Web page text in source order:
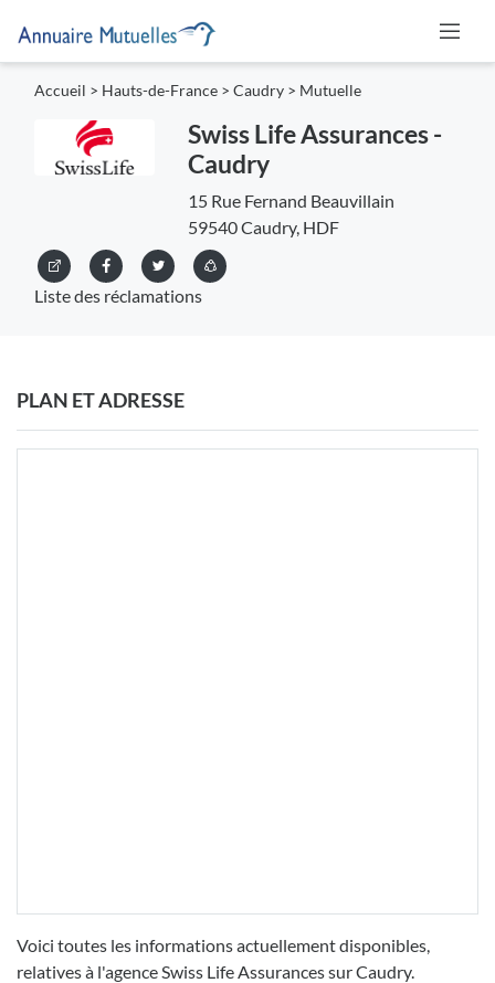
Accueil > Hauts-de-France > Caudry > Mutuelle
Swiss Life Assurances -
Caudry
15 Rue Fernand Beauvillain
59540 Caudry, HDF
Liste des réclamations
PLAN ET ADRESSE
Voici toutes les informations actuellement disponibles,
relatives à l'agence Swiss Life Assurances sur Caudry.